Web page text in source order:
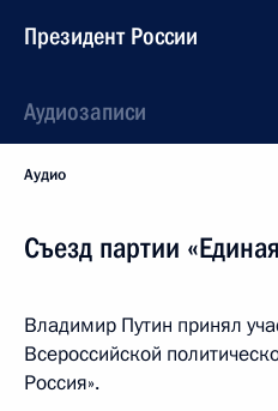
Президент России
Аудиозаписи
Аудио
Съезд партии
Владимир Путин принял
Всероссийской
Россия».